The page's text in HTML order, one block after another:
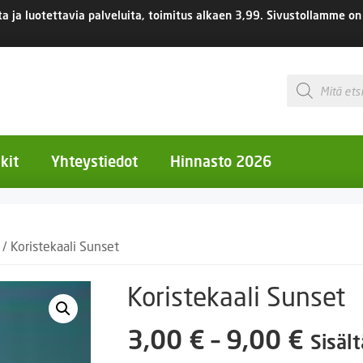
ja luotettavia palveluita, toimitus alkaen 3,99. Sivustollamme
Products
search
kukat
Ruukut
Yhteystiedot Hinnasto 2026
/ Koristekaali Sunset
Koristekaali Sunset
3,00 € – 9,00 €